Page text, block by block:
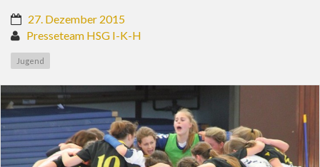
27. Dezember 2015
Presseteam HSG I-K-H
Jugend